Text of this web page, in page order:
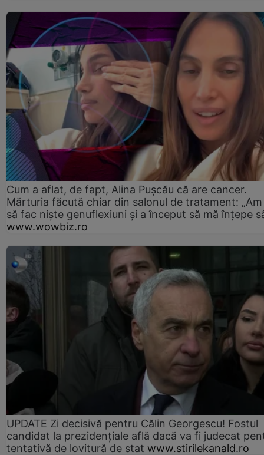
Cum a aflat, de fapt, Alina Pușcău că are cancer.
Mărturia făcută chiar din salonul de tratament:
să fac niște genuflexiuni și a început să mă înțepe
www.wowbiz.ro
UPDATE Zi decisivă pentru Călin Georgescu! Fostul
candidat la prezidențiale află dacă va fi judecat
tentativă de lovitură de stat www.stirilekanald.ro